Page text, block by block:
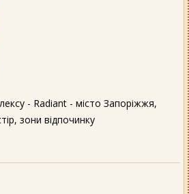
- Radiant - місто Запоріжжя,
зони відпочинку